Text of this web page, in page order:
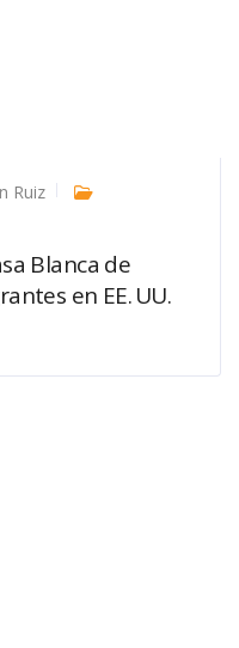
Ruiz
Blanca de
en EE. UU.